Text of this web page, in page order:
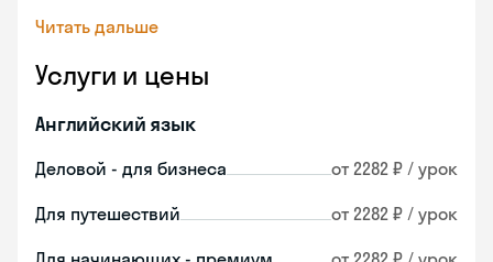
Читать дальше
Услуги и цены
Английский язык
Деловой - для бизнеса от 2282 ₽ / урок
Для путешествий от 2282 ₽ / урок